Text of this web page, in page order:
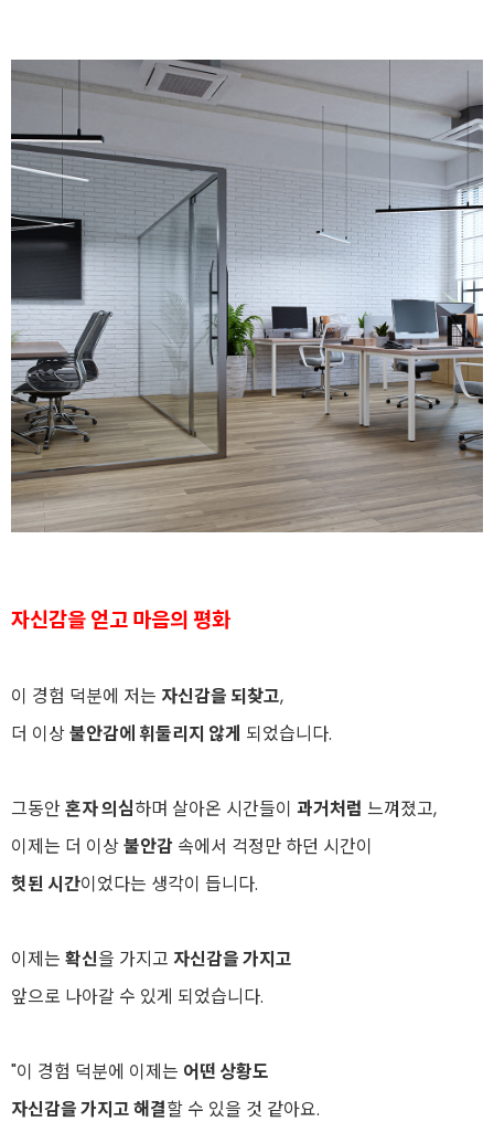
자신감을 얻고 마음의 평화
이 경험 덕분에 저는 자신감을 되찾고,
더 이상불안감에 휘둘리지 않게 되었습니다.
그동안혼자 의심하며 살아온 시간들이 과거처럼 느껴졌고,
이제는 더 이상불안감 속에서 걱정만 하던 시간이
헛된 시간이었다는 생각이 듭니다.
이제는 확신을 가지고 자신감을 가지고
앞으로 나아갈 수 있게 되었습니다.
"이 경험 덕분에 이제는 어떤 상황도
자신감을 가지고 해결할 수 있을 것 같아요.